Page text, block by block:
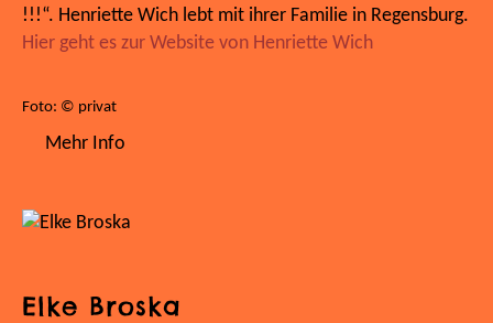
!!!“. Henriette Wich lebt mit ihrer Familie in Regensburg.
Hier geht es zur Website von Henriette Wich
Foto: © privat
Mehr Info
Elke Broska